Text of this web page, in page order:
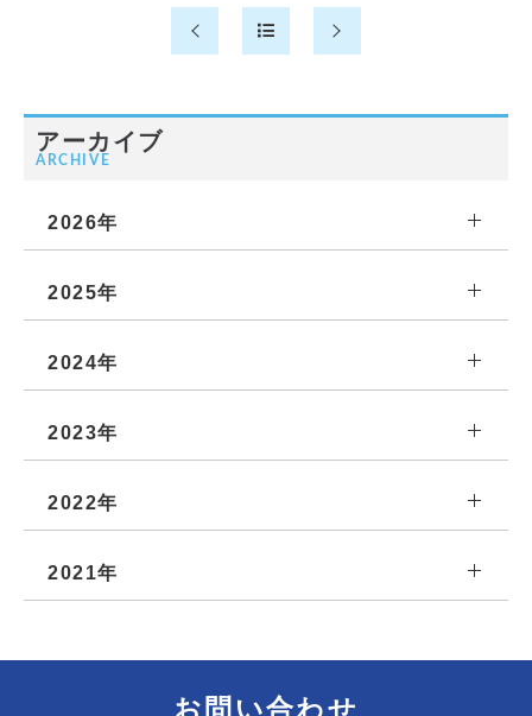
アーカイブ
ARCHIVE
2026年
2025年
2024年
2023年
2022年
2021年
お問い合わせ